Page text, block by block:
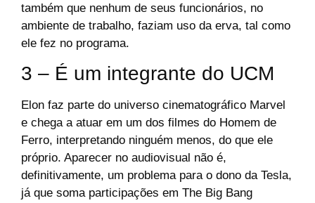
também que nenhum de seus funcionários, no
ambiente de trabalho, faziam uso da erva, tal como
ele fez no programa.
3 – É um integrante do UCM
Elon faz parte do universo cinematográfico Marvel
e chega a atuar em um dos filmes do Homem de
Ferro, interpretando ninguém menos, do que ele
próprio. Aparecer no audiovisual não é,
definitivamente, um problema para o dono da Tesla,
já que soma participações em The Big Bang